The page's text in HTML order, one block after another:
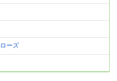
ーズ